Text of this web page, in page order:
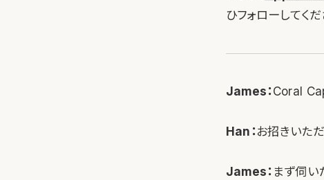
ひフォローしてくだ
James：Coral
Han：お招きいた
James：まず伺い